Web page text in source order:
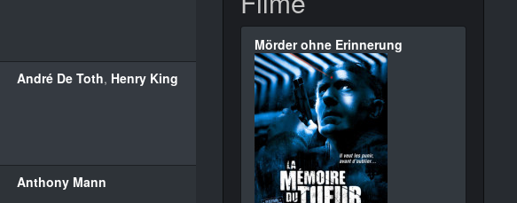
André De Toth, Henry King
Anthony Mann
Mörder ohne Erinnerung